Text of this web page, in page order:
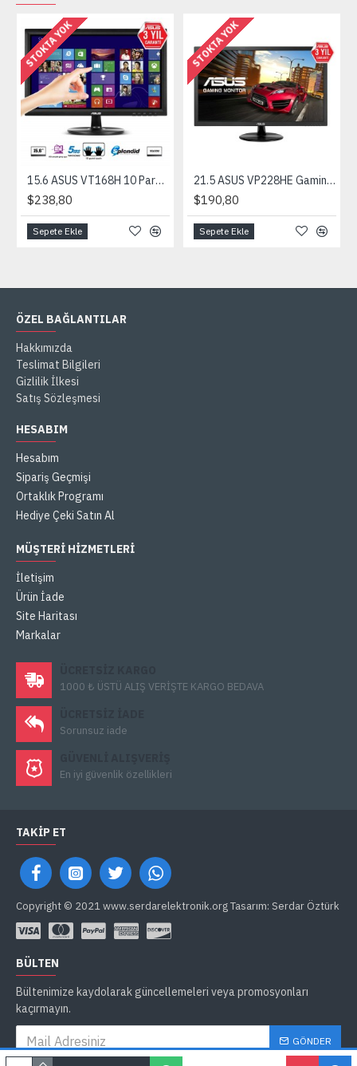
STOKTA YOK
15.6 ASUS VT168H 10 Parmak Dokunmatik HDMI 1366x768 3YIL VGA VESA EyeCar
$238,80
Sepete Ekle
STOKTA YOK
21.5 ASUS VP228HE Gaming 1ms HDMI,VGA, VESA MM EyeCare 1920x1080 3YIL
$190,80
Sepete Ekle
ÖZEL BAĞLANTILAR
Hakkımızda
Teslimat Bilgileri
Gizlilik İlkesi
Satış Sözleşmesi
HESABIM
Hesabım
Sipariş Geçmişi
Ortaklık Programı
Hediye Çeki Satın Al
MÜŞTERI HIZMETLERI
İletişim
Ürün İade
Site Haritası
Markalar
1000 ₺ ÜSTÜ ALIŞ VERİŞTE KARGO BEDAVA
Sorunsuz iade
En iyi güvenlik özellikleri
TAKIP ET
Copyright © 2021 www.serdarelektronik.org Tasarım: Serdar Öztürk
BÜLTEN
Bültenimize kaydolarak güncellemeleri veya promosyonları
kaçırmayın.
GÖNDER